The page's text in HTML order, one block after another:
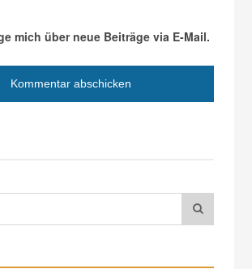
mich über neue Beiträge via E-Mail.